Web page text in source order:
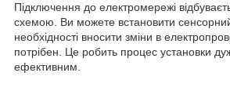
Підключення до електромережі
схемою. Ви можете встановити
необхідності вносити зміни в
потрібен. Це робить процес установки
ефективним.